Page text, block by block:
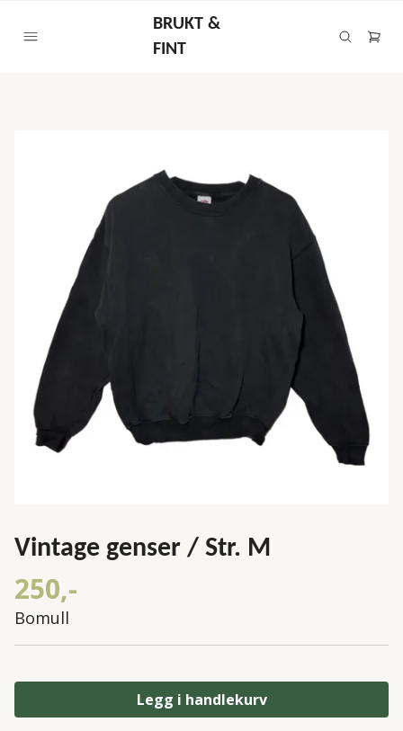
BRUKT &
FINT
Vintage genser / Str. M
250,-
Bomull
Legg i handlekurv